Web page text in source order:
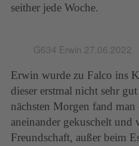
seither jede Woche.
G634 Erwin 27.06.2022
Erwin wurde zu Falco ins
dieser erstmal nicht sehr
nächsten Morgen fand
aneinander gekuschelt und
Freundschaft, außer beim